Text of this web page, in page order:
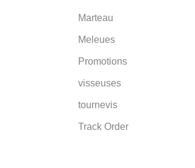
Marteau
Meleues
Promotions
visseuses
tournevis
Track Order